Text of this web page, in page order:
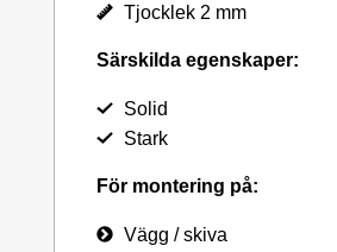
Tjocklek 2 mm
Särskilda egenskaper:
Solid
Stark
För montering på:
Vägg / skiva